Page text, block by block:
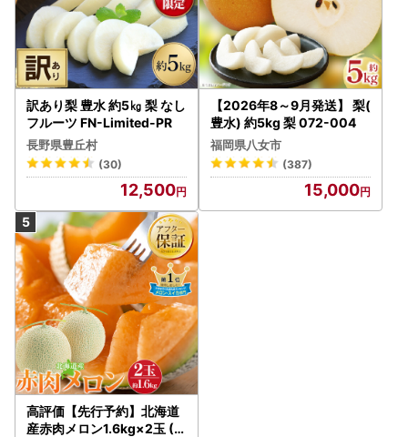
訳あり梨 豊水 約5㎏ 梨 なし
フルーツ FN-Limited-PR
長野県豊丘村
(30)
12,500
【2026年8～9月発送】 梨(
豊水) 約5kg 梨 072-004
福岡県八女市
(387)
15,000
高評価【先行予約】北海道
産赤肉メロン1.6kg×2玉 (2